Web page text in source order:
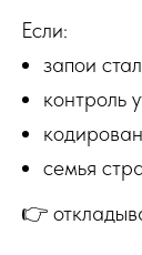
Если:
запои
контроль
семья
👉